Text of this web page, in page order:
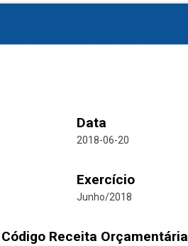
Data
2018-06-20
Exercício
Junho/2018
Código Receita Orçamentária